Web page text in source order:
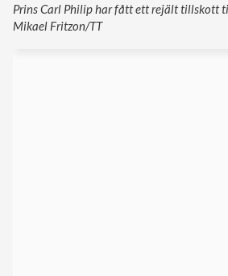
Prins Carl Philip har fått ett rejält tillskott
Mikael Fritzon/TT